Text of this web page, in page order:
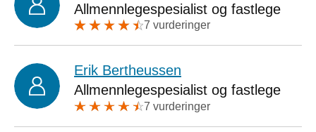
Allmennlegespesialist og fastlege
7 vurderinger
Erik Bertheussen
Allmennlegespesialist og fastlege
7 vurderinger